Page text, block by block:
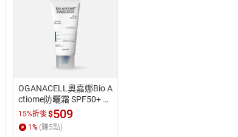
OGANACELL奧嘉娜Bio A
ctiome防曬霜 SPF50+ P
A++++ 50ML
15%折後$509
1% (賺5點)